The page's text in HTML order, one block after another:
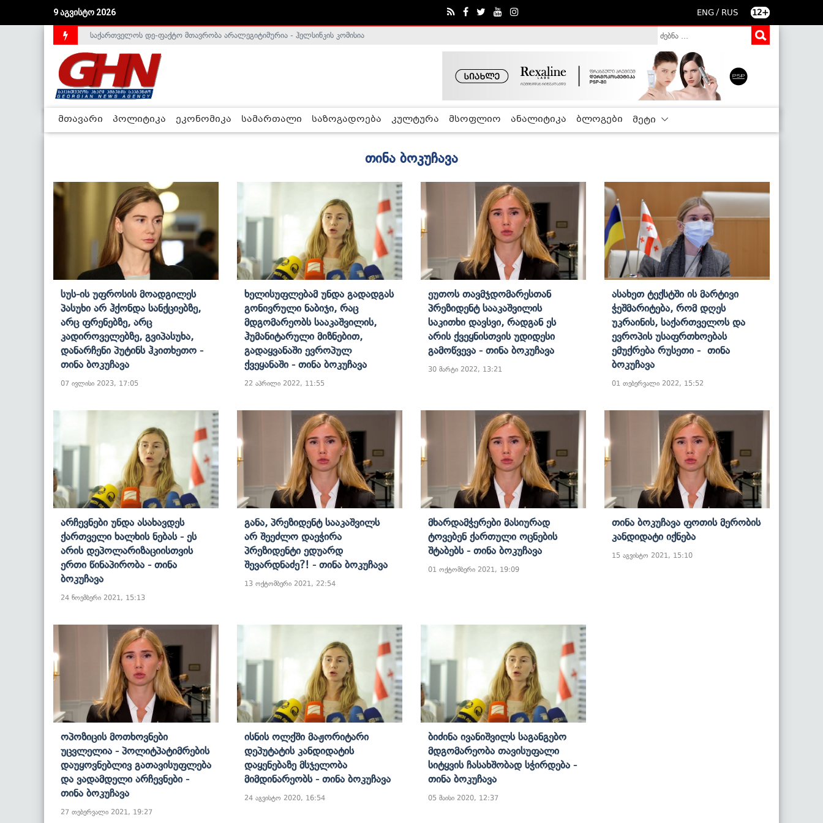
9 აგვისტო 2026 ENG / RUS 12+
საქართველოს დე-ფაქტო მთავრობა არალეგიტიმურია - ჰელსინკის კომისია
მთავარი პოლიტიკა ეკონომიკა სამართალი საზოგადოება კულტურა მსოფლიო ანალიტიკა ბლოგები მეტი
თინა ბოკუჩავა
Სუს-Ის Უფროსის Მოადგილეს
Პასუხი Არ Ჰქონდა Სანქციებზე,
Არც Ფრენებზე, Არც
Კადიროველებზე, Გვიპასუხა,
Დანარჩენი Პუტინს Ჰკითხეთო -
Თინა Ბოკუჩავა
07 ივლისი 2023, 17:05
Ხელისუფლებამ Უნდა Გადადგას
Გონივრული Ნაბიჯი, Რაც
Მდგომარეობს Სააკაშვილის,
Ჰუმანიტარული Მიზნებით,
Გადაყვანაში Ევროპულ
Ქვეყანაში - Თინა Ბოკუჩავა
22 აპრილი 2022, 11:55
Ეუთოს Თავმჯდომარესთან
Პრეზიდენტ Სააკაშვილის
Საკითხი Დავსვი, Რადგან Ეს
Არის Ქვეყნისთვის Უდიდესი
Გამოწვევა - Თინა Ბოკუჩავა
30 მარტი 2022, 13:21
Ასახეთ Ტექსტში Ის Მარტივი
Ჭეშმარიტება, Რომ Დღეს
Უკრაინის, Საქართველოს Და
Ევროპის Უსაფრთხოებას
Ემუქრება Რუსეთი - Თინა
Ბოკუჩავა
01 თებერვალი 2022, 15:52
Არჩევნები Უნდა Ასახავდეს
Ქართველი Ხალხის Ნებას - Ეს
Არის Დეპოლარიზაციისთვის
Ერთი Წინაპირობა - Თინა
Ბოკუჩავა
24 ნოემბერი 2021, 15:13
Განა, Პრეზიდენტ Სააკაშვილს
Არ Შეეძლო Დაეჭირა
Პრეზიდენტი Ედუარდ
Შევარდნაძე?! - Თინა Ბოკუჩავა
13 ოქტომბერი 2021, 22:54
Მხარდამჭერები Მასიურად
Ტოვებენ Ქართული Ოცნების
Შტაბებს - Თინა Ბოკუჩავა
01 ოქტომბერი 2021, 19:09
Თინა Ბოკუჩავა Ფოთის Მერობის
Კანდიდატი Იქნება
15 აგვისტო 2021, 15:10
Ოპოზიცის Მოთხოვნები
Უცვლელია - Პოლიტპატიმრების
Დაუყოვნებლივ Გათავისუფლება
Და Ვადამდელი Არჩევნები -
Თინა Ბოკუჩავა
27 თებერვალი 2021, 19:27
Ისნის Ოლქში Მაჟორიტარი
Დეპუტატის Კანდიდატის
Დაყენებაზე Მსჯელობა
Მიმდინარეობს - Თინა Ბოკუჩავა
24 აგვისტო 2020, 16:54
Ბიძინა Ივანიშვილს Საგანგებო
Მდგომარეობა Თავისუფალი
Სიტყვის Ჩასახშობად Სჭირდება -
Თინა Ბოკუჩავა
05 მაისი 2020, 12:37